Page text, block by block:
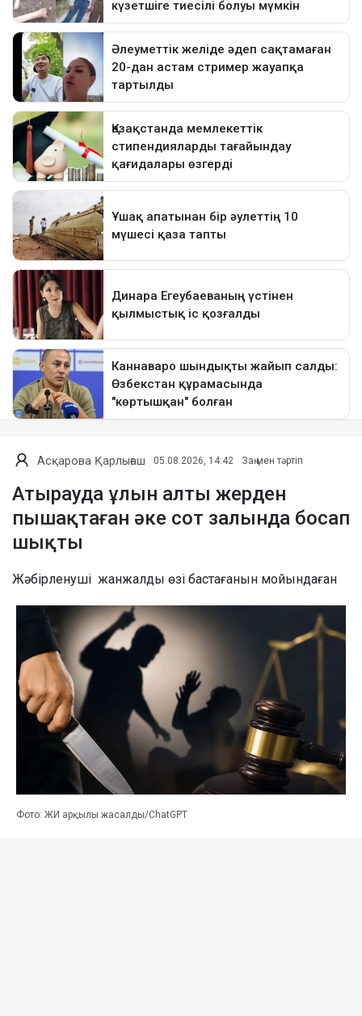
Асқарова Қарлығаш 05.08.2026, 14:42 Заң мен тәртіп
Атырауда ұлын алты жерден
пышақтаған әке сот залында босап
шықты
Жәбірленуші жанжалды өзі бастағанын мойындаған
Фото: ЖИ арқылы жасалды/ChatGPT